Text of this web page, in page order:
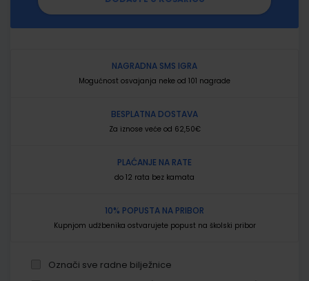
NAGRADNA SMS IGRA
Mogućnost osvajanja neke od 101 nagrade
BESPLATNA DOSTAVA
Za iznose veće od 62,50€
PLAĆANJE NA RATE
do 12 rata bez kamata
10% POPUSTA NA PRIBOR
Kupnjom udžbenika ostvarujete popust na školski pribor
Označi sve radne bilježnice